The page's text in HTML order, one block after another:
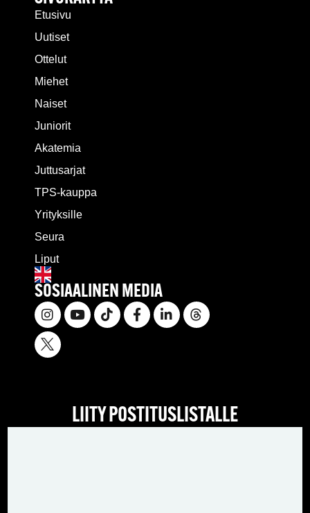
Etusivu
Uutiset
Ottelut
Miehet
Naiset
Juniorit
Akatemia
Juttusarjat
TPS-kauppa
Yrityksille
Seura
Liput
SOSIAALINEN MEDIA
LIITY POSTITUSLISTALLE